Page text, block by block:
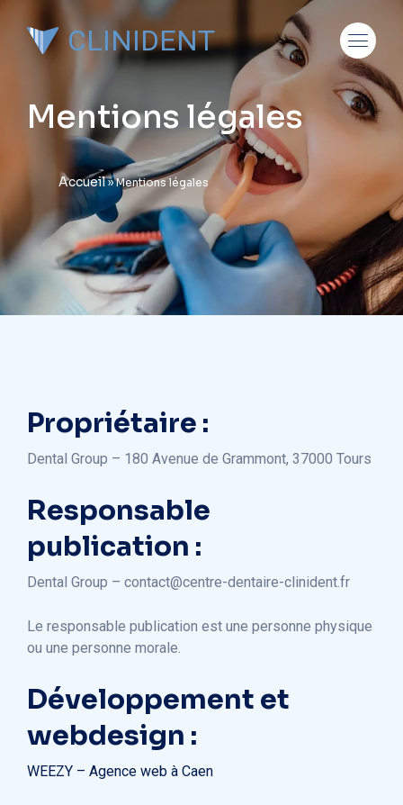
CLINIDENT
Mentions légales
Accueil»Mentions légales
Propriétaire :
Dental Group – 180 Avenue de Grammont, 37000 Tours
Responsable
publication :
Dental Group – contact@centre-dentaire-clinident.fr
Le responsable publication est une personne physique
ou une personne morale.
Développement et
webdesign :
WEEZY – Agence web à Caen